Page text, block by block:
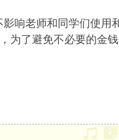
响老师和同学们使用
为了避免不必要的金